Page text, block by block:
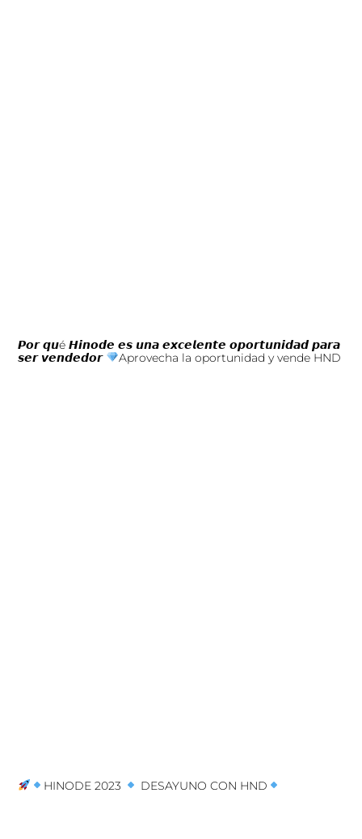
𝙋𝙤𝙧 𝙦𝙪é 𝙃𝙞𝙣𝙤𝙙𝙚 𝙚𝙨 𝙪𝙣𝙖 𝙚𝙭𝙘𝙚𝙡𝙚𝙣𝙩𝙚 𝙤𝙥𝙤𝙧𝙩𝙪𝙣𝙞𝙙𝙖𝙙 𝙥𝙖𝙧𝙖
𝙨𝙚𝙧 𝙫𝙚𝙣𝙙𝙚𝙙𝙤𝙧
Aprovecha la oportunidad y vende HND
HINODE 2023 DESAYUNO CON HND